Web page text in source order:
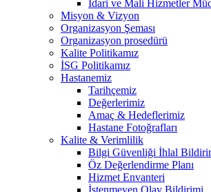
İdari ve Mali Hizmetler
Misyon & Vizyon
Organizasyon Şeması
Organizasyon prosedürü
Kalite Politikamız
İSG Politikamız
Hastanemiz
Tarihçemiz
Değerlerimiz
Amaç & Hedeflerimiz
Hastane Fotoğrafları
Kalite & Verimlilik
Bilgi Güvenliği İhlal
Öz Değerlendirme Planı
Hizmet Envanteri
İstenmeyen Olay Bildirimi